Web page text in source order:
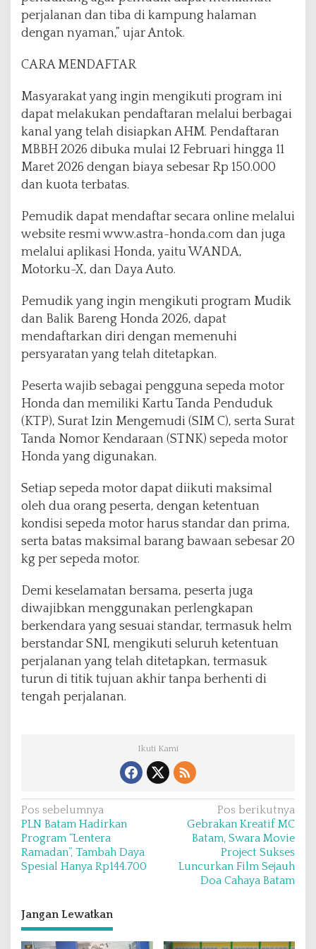
perjalanan dan tiba di kampung halaman
dengan nyaman,” ujar Antok.
CARA MENDAFTAR
Masyarakat yang ingin mengikuti program ini
dapat melakukan pendaftaran melalui berbagai
kanal yang telah disiapkan AHM. Pendaftaran
MBBH 2026 dibuka mulai 12 Februari hingga 11
Maret 2026 dengan biaya sebesar Rp 150.000
dan kuota terbatas.
Pemudik dapat mendaftar secara online melalui
website resmi www.astra-honda.com dan juga
melalui aplikasi Honda, yaitu WANDA,
Motorku-X, dan Daya Auto.
Pemudik yang ingin mengikuti program Mudik
dan Balik Bareng Honda 2026, dapat
mendaftarkan diri dengan memenuhi
persyaratan yang telah ditetapkan.
Peserta wajib sebagai pengguna sepeda motor
Honda dan memiliki Kartu Tanda Penduduk
(KTP), Surat Izin Mengemudi (SIM C), serta Surat
Tanda Nomor Kendaraan (STNK) sepeda motor
Honda yang digunakan.
Setiap sepeda motor dapat diikuti maksimal
oleh dua orang peserta, dengan ketentuan
kondisi sepeda motor harus standar dan prima,
serta batas maksimal barang bawaan sebesar 20
kg per sepeda motor.
Demi keselamatan bersama, peserta juga
diwajibkan menggunakan perlengkapan
berkendara yang sesuai standar, termasuk helm
berstandar SNI, mengikuti seluruh ketentuan
perjalanan yang telah ditetapkan, termasuk
turun di titik tujuan akhir tanpa berhenti di
tengah perjalanan.
Ikuti Kami
N
a
v
i
a
s
Pos sebelumnya
PLN Batam Hadirkan
Program “Lentera
Ramadan”, Tambah Daya
Spesial Hanya Rp144.700
Pos berikutnya
Gebrakan Kreatif MC
Batam, Swara Movie
Project Sukses
Luncurkan Film Sejauh
Doa Cahaya Batam
Jangan Lewatkan